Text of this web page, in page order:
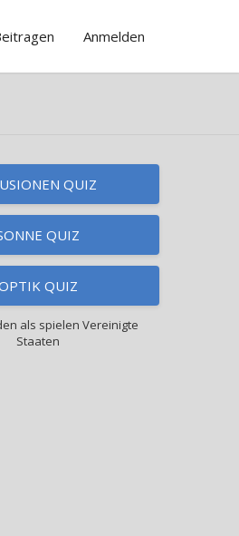
Anmelden
QUIZ
QUIZ
QUIZ
als spielen Vereinigte
Staaten